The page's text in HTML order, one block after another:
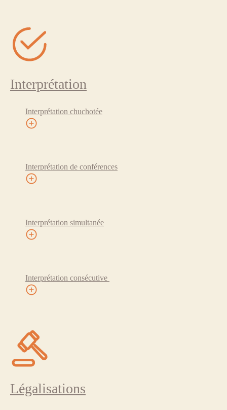
Interprétation
Interprétation chuchotée
Interprétation de conférences
Interprétation simultanée
Interprétation consécutive
Légalisations